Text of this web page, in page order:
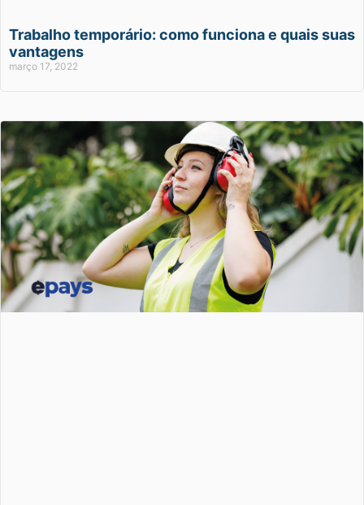
Trabalho temporário: como funciona e quais suas
vantagens
março 17, 2022